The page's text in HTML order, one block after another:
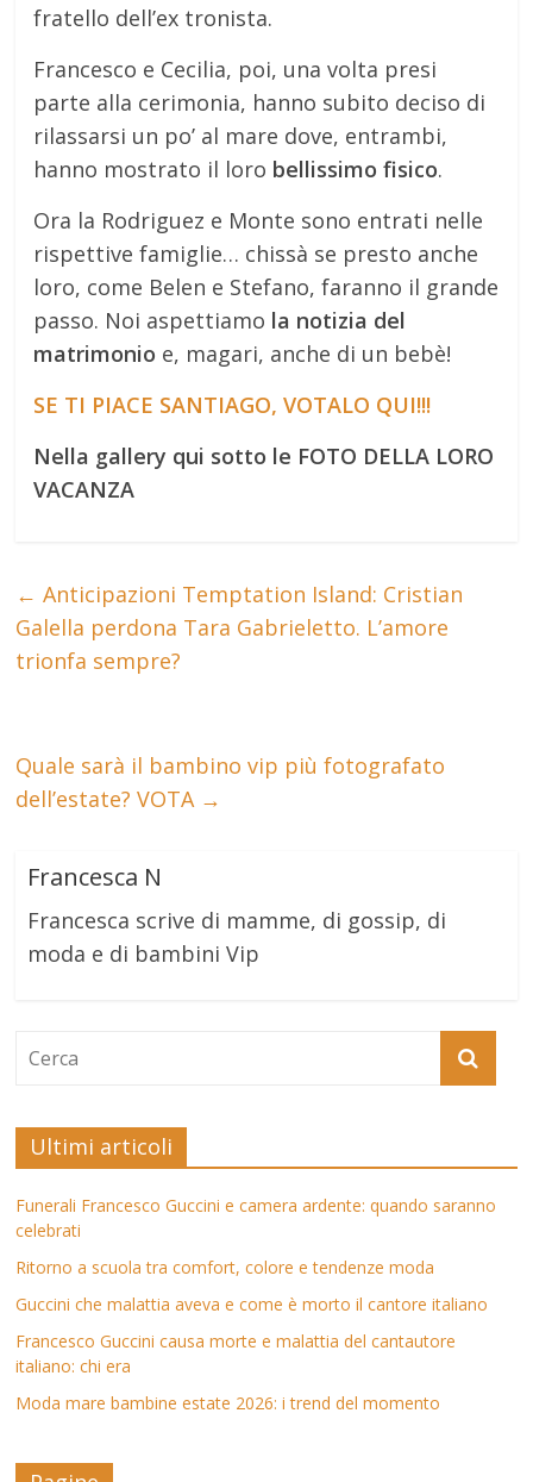
fratello dell’ex tronista.
Francesco e Cecilia, poi, una volta presi
parte alla cerimonia, hanno subito deciso di
rilassarsi un po’ al mare dove, entrambi,
hanno mostrato il loro bellissimo fisico.
Ora la Rodriguez e Monte sono entrati nelle
rispettive famiglie… chissà se presto anche
loro, come Belen e Stefano, faranno il grande
passo. Noi aspettiamo la notizia del
matrimonio e, magari, anche di un bebè!
SE TI PIACE SANTIAGO, VOTALO QUI!!!
Nella gallery qui sotto le FOTO DELLA LORO
VACANZA
← Anticipazioni Temptation Island: Cristian
Galella perdona Tara Gabrieletto. L’amore
trionfa sempre?
Quale sarà il bambino vip più fotografato
dell’estate? VOTA →
Francesca N
Francesca scrive di mamme, di gossip, di
moda e di bambini Vip
Ultimi articoli
Funerali Francesco Guccini e camera ardente: quando saranno
celebrati
Ritorno a scuola tra comfort, colore e tendenze moda
Guccini che malattia aveva e come è morto il cantore italiano
Francesco Guccini causa morte e malattia del cantautore
italiano: chi era
Moda mare bambine estate 2026: i trend del momento